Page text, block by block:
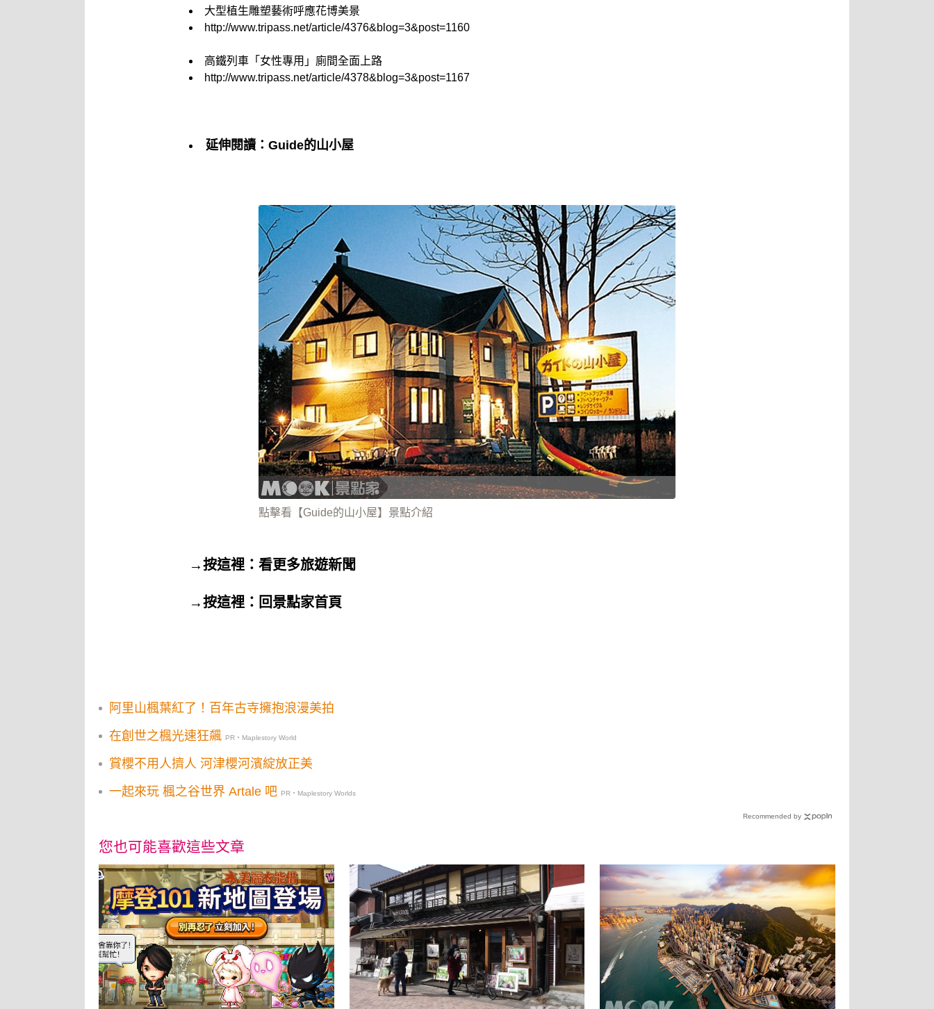
大型植生雕塑藝術呼應花博美景
http://www.tripass.net/article/4376&blog=3&post=1160
高鐵列車「女性專用」廁間全面上路
http://www.tripass.net/article/4378&blog=3&post=1167
延伸閱讀：Guide的山小屋
點擊看【Guide的山小屋】景點介紹
→按這裡：看更多旅遊新聞
→按這裡：回景點家首頁
阿里山楓葉紅了！百年古寺擁抱浪漫美拍
在創世之楓光速狂飆 PR・Maplestory World
賞櫻不用人擠人 河津櫻河濱綻放正美
一起來玩 楓之谷世界 Artale 吧 PR・Maplestory Worlds
Recommended by
您也可能喜歡這些文章